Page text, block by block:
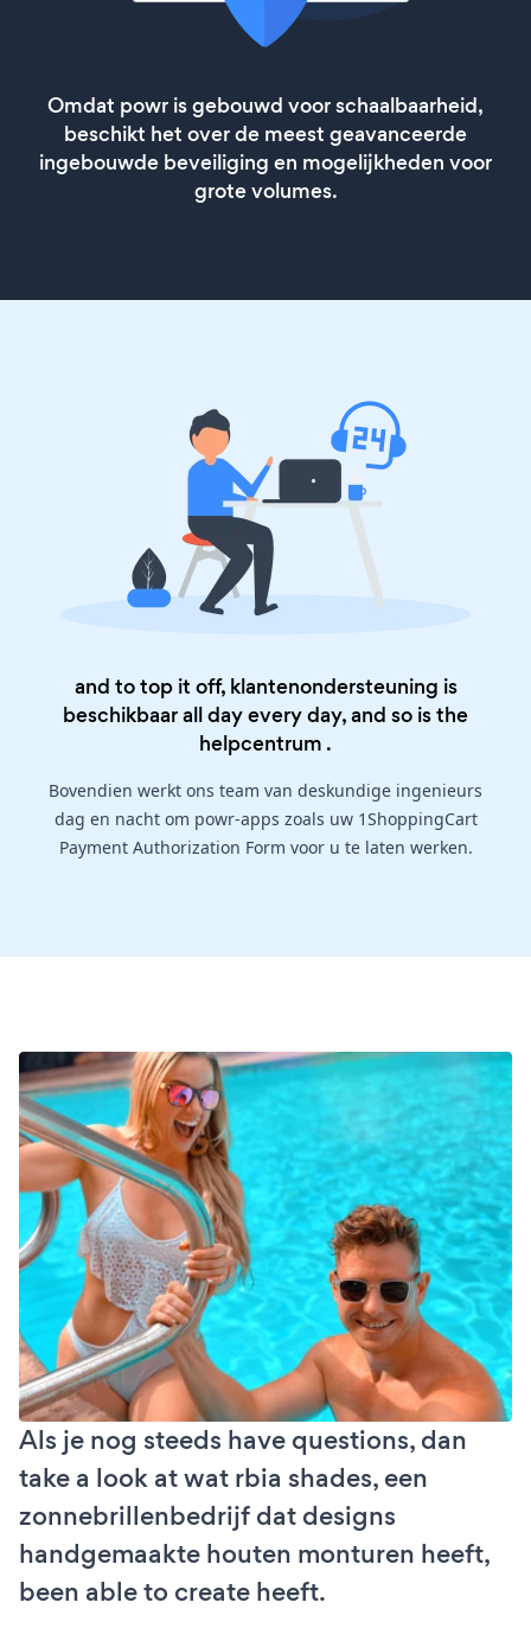
Omdat powr is gebouwd voor schaalbaarheid,
beschikt het over de meest geavanceerde
ingebouwde beveiliging en mogelijkheden voor
grote volumes.
and to top it off, klantenondersteuning is
beschikbaar all day every day, and so is the
helpcentrum .
Bovendien werkt ons team van deskundige ingenieurs
dag en nacht om powr-apps zoals uw 1ShoppingCart
Payment Authorization Form voor u te laten werken.
Als je nog steeds have questions, dan
take a look at wat rbia shades, een
zonnebrillenbedrijf dat designs
handgemaakte houten monturen heeft,
been able to create heeft.